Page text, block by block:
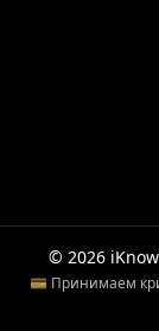
© 2026
💳 Принимаем